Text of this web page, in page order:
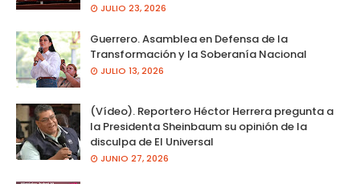
JULIO 23, 2026
Guerrero. Asamblea en Defensa de la
Transformación y la Soberanía Nacional
JULIO 13, 2026
(Vídeo). Reportero Héctor Herrera pregunta a
la Presidenta Sheinbaum su opinión de la
disculpa de El Universal
JUNIO 27, 2026